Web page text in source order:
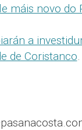
máis novo do
a
de Coristanco